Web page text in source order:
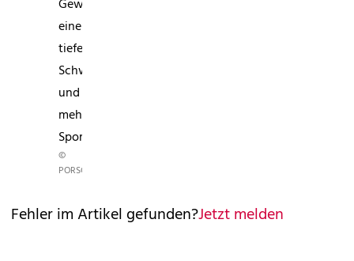
Gewicht,
einen
tieferen
Schwerpunkt
und
mehr
Sportlichkeit.
©
PORSCHE
Fehler im Artikel gefunden?Jetzt melden